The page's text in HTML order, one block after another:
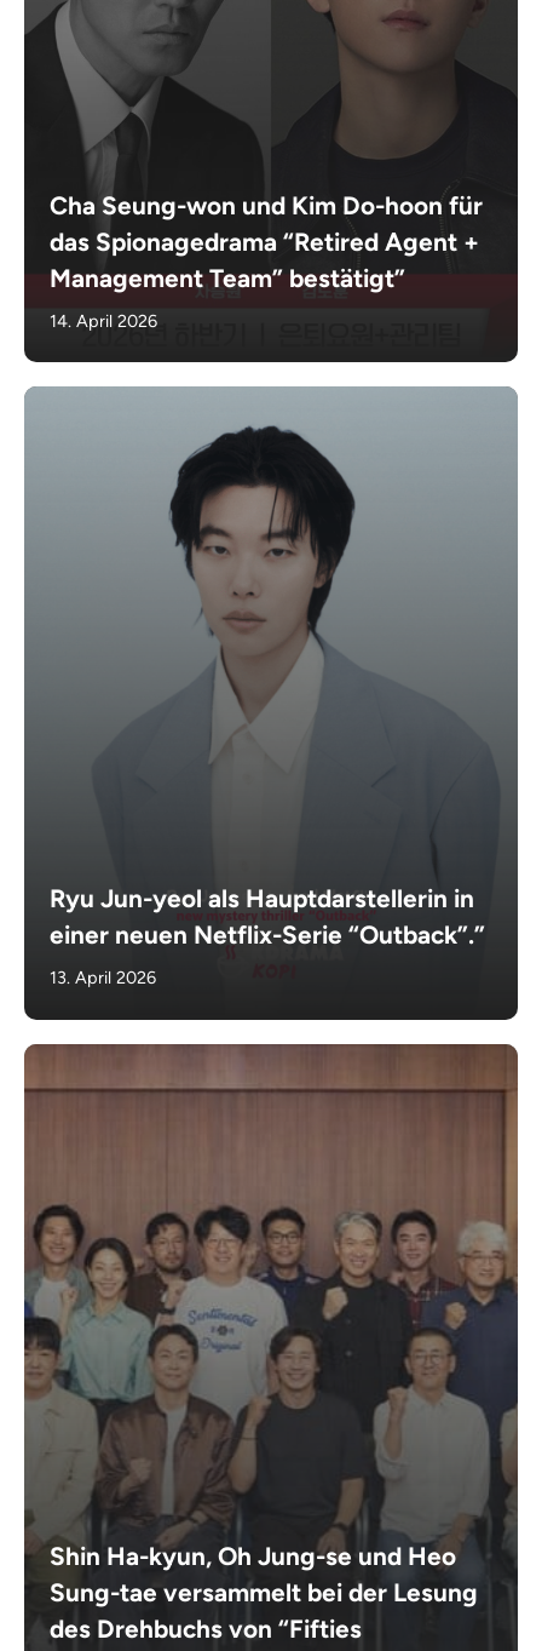
Cha Seung-won und Kim Do-hoon für
das Spionagedrama “Retired Agent +
Management Team” bestätigt”
14. April 2026
Ryu Jun-yeol als Hauptdarstellerin in
einer neuen Netflix-Serie “Outback”.”
13. April 2026
Shin Ha-kyun, Oh Jung-se und Heo
Sung-tae versammelt bei der Lesung
des Drehbuchs von “Fifties